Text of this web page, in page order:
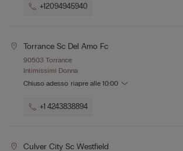
+12094945940
Torrance Sc Del Amo Fc
90503 Torrance
Intimissimi Donna
Chiuso adesso riapre alle 10:00
+1 4243838894
Culver City Sc Westfield